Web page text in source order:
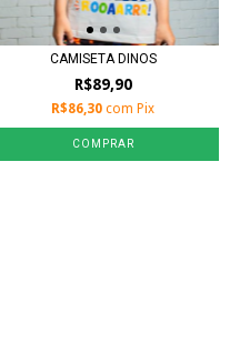
CAMISETA DINOS
R$89,90
R$86,30 com Pix
COMPRAR